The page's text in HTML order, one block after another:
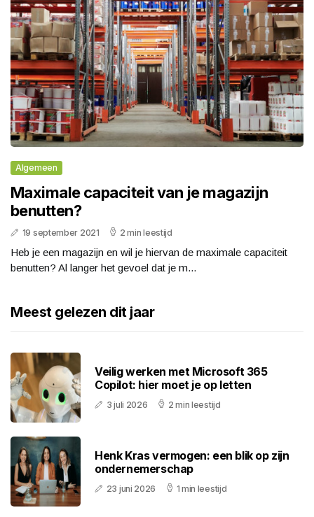
Algemeen
Maximale capaciteit van je magazijn
benutten?
19 september 2021 2 min leestijd
Heb je een magazijn en wil je hiervan de maximale capaciteit
benutten? Al langer het gevoel dat je m...
Meest gelezen dit jaar
Veilig werken met Microsoft 365
Copilot: hier moet je op letten
3 juli 2026 2 min leestijd
Henk Kras vermogen: een blik op zijn
ondernemerschap
23 juni 2026 1 min leestijd